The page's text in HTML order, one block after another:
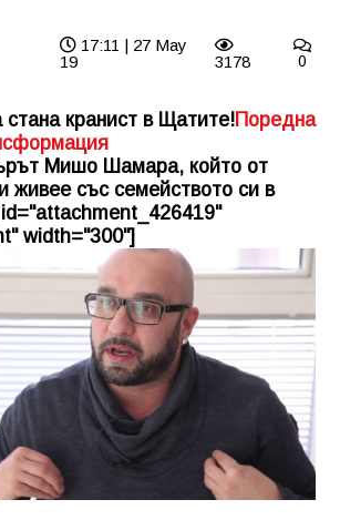
17:11 | 27 May
19
3178 0
кранист в Щатите!Поредна
Мишо Шамара, който от
живее със семейството си в
width="300"]